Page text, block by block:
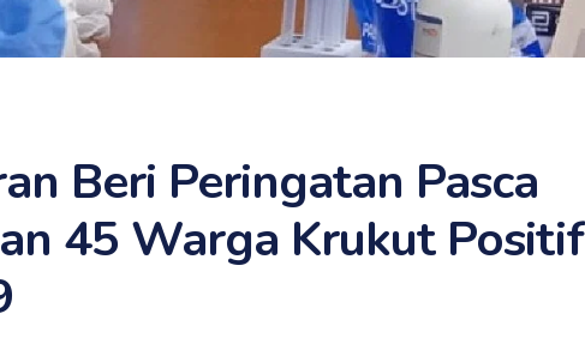
Beri Peringatan Pasca
45 Warga Krukut Positif